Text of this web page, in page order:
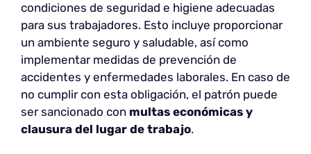
condiciones de seguridad e higiene adecuadas
para sus trabajadores. Esto incluye proporcionar
un ambiente seguro y saludable, así como
implementar medidas de prevención de
accidentes y enfermedades laborales. En caso de
no cumplir con esta obligación, el patrón puede
ser sancionado con multas económicas y
clausura del lugar de trabajo.